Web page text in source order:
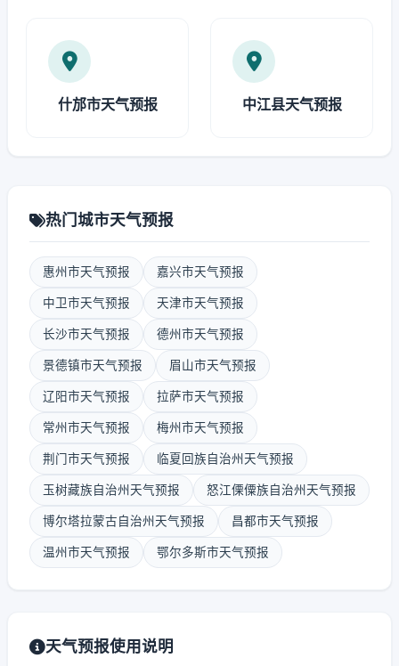
什邡市天气预报 中江县天气预报
热门城市天气预报
惠州市天气预报 嘉兴市天气预报
中卫市天气预报 天津市天气预报
长沙市天气预报 德州市天气预报
景德镇市天气预报 眉山市天气预报
辽阳市天气预报 拉萨市天气预报
常州市天气预报 梅州市天气预报
荆门市天气预报 临夏回族自治州天气预报
玉树藏族自治州天气预报 怒江傈僳族自治州天气预报
博尔塔拉蒙古自治州天气预报 昌都市天气预报
温州市天气预报 鄂尔多斯市天气预报
天气预报使用说明